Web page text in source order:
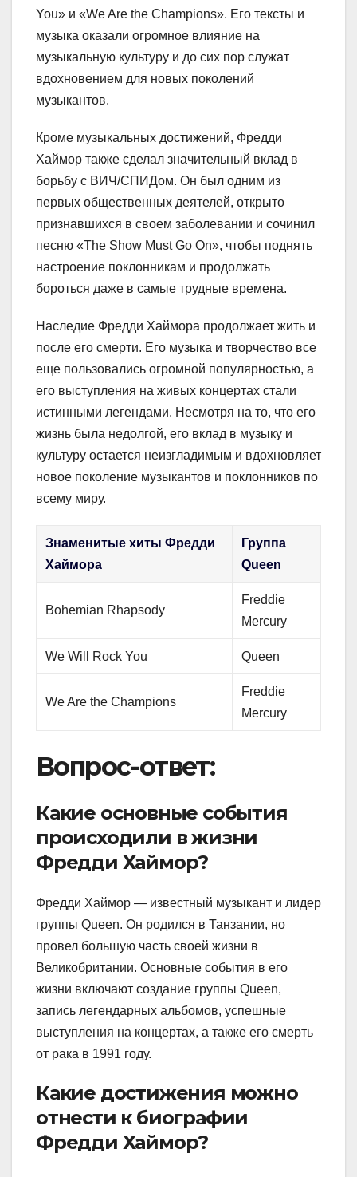
You» и «We Are the Champions». Его тексты и
музыка оказали огромное влияние на
музыкальную культуру и до сих пор служат
вдохновением для новых поколений
музыкантов.
Кроме музыкальных достижений, Фредди
Хаймор также сделал значительный вклад в
борьбу с ВИЧ/СПИДом. Он был одним из
первых общественных деятелей, открыто
признавшихся в своем заболевании и сочинил
песню «The Show Must Go On», чтобы поднять
настроение поклонникам и продолжать
бороться даже в самые трудные времена.
Наследие Фредди Хаймора продолжает жить и
после его смерти. Его музыка и творчество все
еще пользовались огромной популярностью, а
его выступления на живых концертах стали
истинными легендами. Несмотря на то, что его
жизнь была недолгой, его вклад в музыку и
культуру остается неизгладимым и вдохновляет
новое поколение музыкантов и поклонников по
всему миру.
Знаменитые хиты Фредди
Хаймора
Группа
Queen
Bohemian Rhapsody
Freddie
Mercury
We Will Rock You Queen
We Are the Champions
Freddie
Mercury
Вопрос-ответ:
Какие основные события
происходили в жизни
Фредди Хаймор?
Фредди Хаймор — известный музыкант и лидер
группы Queen. Он родился в Танзании, но
провел большую часть своей жизни в
Великобритании. Основные события в его
жизни включают создание группы Queen,
запись легендарных альбомов, успешные
выступления на концертах, а также его смерть
от рака в 1991 году.
Какие достижения можно
отнести к биографии
Фредди Хаймор?